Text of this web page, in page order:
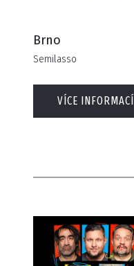
Brno
Semilasso
VÍCE INFORMACÍ